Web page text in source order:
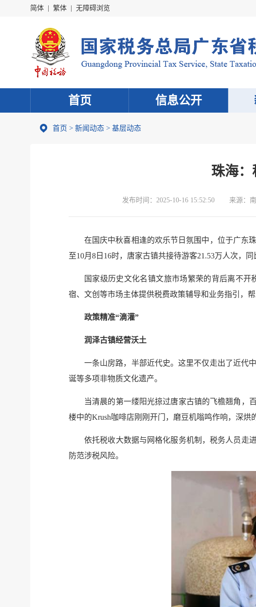
简体 繁体 无障碍浏览
首页 信息公开
首页 > 新闻动态 > 基层动态
珠海
发布时间： 2025-10-16 15:52:50 来源：
在国庆中秋喜相逢的欢乐节日氛围中，位于广东
至10月8日16时，唐家古镇共接待游客21.53万人次，
国家级历史文化名镇文旅市场繁荣的背后离不
宿、文创等市场主体提供税费政策辅导和业务指引，
政策精准“滴灌”
润泽古镇经营沃土
一条山房路，半部近代史。这里不仅走出了近代
诞等多项非物质文化遗产。
当清晨的第一缕阳光掠过唐家古镇的飞檐翘角，
楼中的Krush咖啡店刚刚开门，磨豆机嗡鸣作响，深
依托税收大数据与网格化服务机制，税务人员走
防范涉税风险。